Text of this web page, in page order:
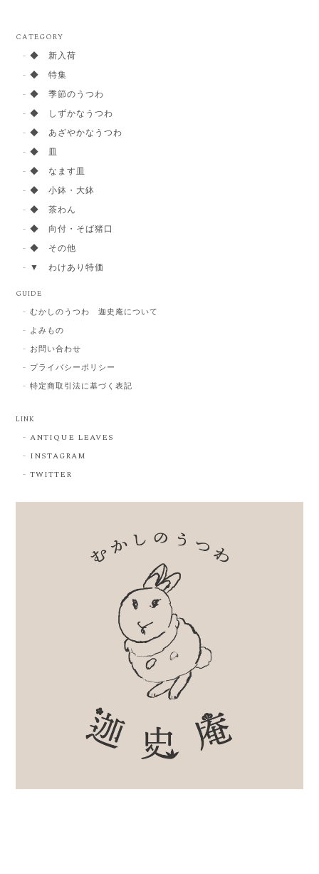
CATEGORY
◆ 新入荷
◆ 特集
◆ 季節のうつわ
◆ しずかなうつわ
◆ あざやかなうつわ
◆ 皿
◆ なます皿
◆ 小鉢・大鉢
◆ 茶わん
◆ 向付・そば猪口
◆ その他
▼ わけあり特価
GUIDE
むかしのうつわ 迦史庵について
よみもの
お問い合わせ
プライバシーポリシー
特定商取引法に基づく表記
LINK
ANTIQUE LEAVES
INSTAGRAM
TWITTER